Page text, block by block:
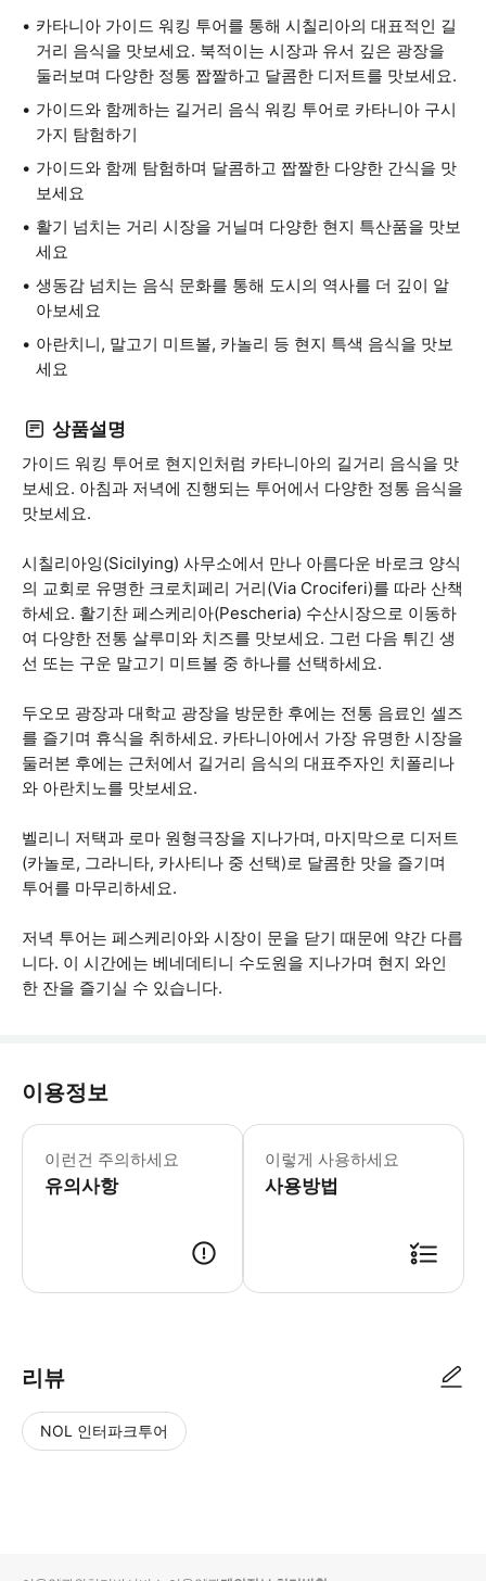
카타니아 가이드 워킹 투어를 통해 시칠리아의 대표적인 길
거리 음식을 맛보세요. 북적이는 시장과 유서 깊은 광장을
둘러보며 다양한 정통 짭짤하고 달콤한 디저트를 맛보세요.
가이드와 함께하는 길거리 음식 워킹 투어로 카타니아 구시
가지 탐험하기
가이드와 함께 탐험하며 달콤하고 짭짤한 다양한 간식을 맛
보세요
활기 넘치는 거리 시장을 거닐며 다양한 현지 특산품을 맛보
세요
생동감 넘치는 음식 문화를 통해 도시의 역사를 더 깊이 알
아보세요
아란치니, 말고기 미트볼, 카놀리 등 현지 특색 음식을 맛보
세요
상품설명
가이드 워킹 투어로 현지인처럼 카타니아의 길거리 음식을 맛
보세요. 아침과 저녁에 진행되는 투어에서 다양한 정통 음식을
맛보세요.
시칠리아잉(Sicilying) 사무소에서 만나 아름다운 바로크 양식
의 교회로 유명한 크로치페리 거리(Via Crociferi)를 따라 산책
하세요. 활기찬 페스케리아(Pescheria) 수산시장으로 이동하
여 다양한 전통 살루미와 치즈를 맛보세요. 그런 다음 튀긴 생
선 또는 구운 말고기 미트볼 중 하나를 선택하세요.
두오모 광장과 대학교 광장을 방문한 후에는 전통 음료인 셀즈
를 즐기며 휴식을 취하세요. 카타니아에서 가장 유명한 시장을
둘러본 후에는 근처에서 길거리 음식의 대표주자인 치폴리나
와 아란치노를 맛보세요.
벨리니 저택과 로마 원형극장을 지나가며, 마지막으로 디저트
(카놀로, 그라니타, 카사티나 중 선택)로 달콤한 맛을 즐기며
투어를 마무리하세요.
저녁 투어는 페스케리아와 시장이 문을 닫기 때문에 약간 다릅
니다. 이 시간에는 베네데티니 수도원을 지나가며 현지 와인
한 잔을 즐기실 수 있습니다.
이용정보
이런건 주의하세요
유의사항
결제 시 식이 제한 사항이 있으면 알
이렇게 사용하세요
사용방법
리뷰
NOL 인터파크투어